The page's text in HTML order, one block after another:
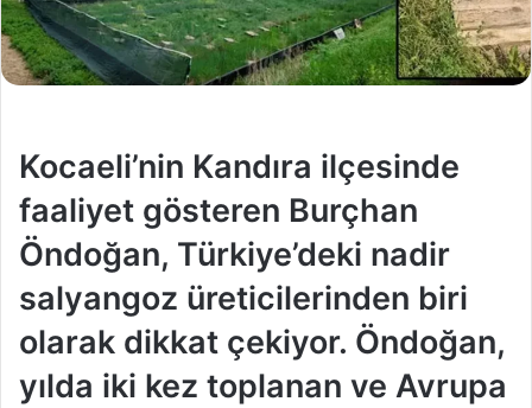
Kocaeli’nin Kandıra ilçesinde
faaliyet gösteren Burçhan
Öndoğan, Türkiye’deki nadir
salyangoz üreticilerinden biri
olarak dikkat çekiyor. Öndoğan,
yılda iki kez toplanan ve Avrupa